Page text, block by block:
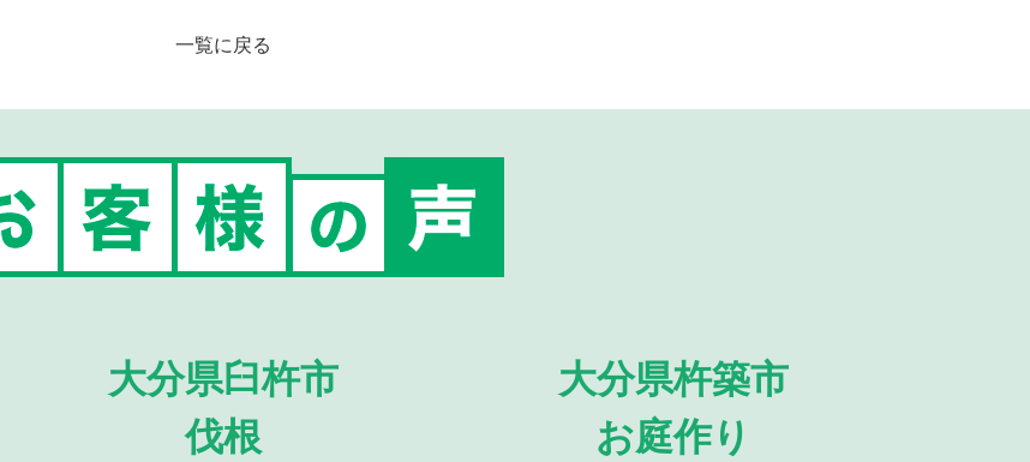
一覧に戻る
大分県臼杵市
伐根
大分県杵築市
お庭作り